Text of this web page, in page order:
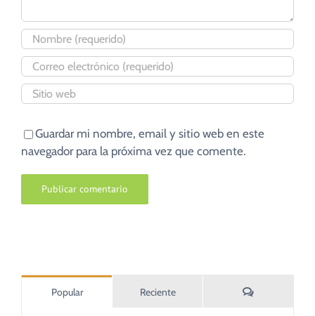
Guardar mi nombre, email y sitio web en este
navegador para la próxima vez que comente.
Popular Reciente Comentarios